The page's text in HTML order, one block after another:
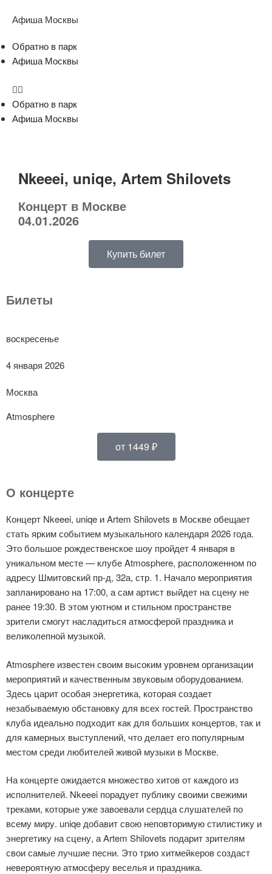
Афиша Москвы
Обратно в парк
Афиша Москвы
Обратно в парк
Афиша Москвы
Nkeeei, uniqe, Artem Shilovets
Концерт в Москве
04.01.2026
Купить билет
Билеты
воскресенье
4 января 2026
Москва
Atmosphere
от 1449 ₽
О концерте
Концерт Nkeeei, uniqe и Artem Shilovets в Москве обещает
стать ярким событием музыкального календаря 2026 года.
Это большое рождественское шоу пройдет 4 января в
уникальном месте — клубе Atmosphere, расположенном по
адресу Шмитовский пр-д, 32а, стр. 1. Начало мероприятия
запланировано на 17:00, а сам артист выйдет на сцену не
ранее 19:30. В этом уютном и стильном пространстве
зрители смогут насладиться атмосферой праздника и
великолепной музыкой.
Atmosphere известен своим высоким уровнем организации
мероприятий и качественным звуковым оборудованием.
Здесь царит особая энергетика, которая создает
незабываемую обстановку для всех гостей. Пространство
клуба идеально подходит как для больших концертов, так и
для камерных выступлений, что делает его популярным
местом среди любителей живой музыки в Москве.
На концерте ожидается множество хитов от каждого из
исполнителей. Nkeeei порадует публику своими свежими
треками, которые уже завоевали сердца слушателей по
всему миру. uniqe добавит свою неповторимую стилистику и
энергетику на сцену, а Artem Shilovets подарит зрителям
свои самые лучшие песни. Это трио хитмейкеров создаст
невероятную атмосферу веселья и праздника.